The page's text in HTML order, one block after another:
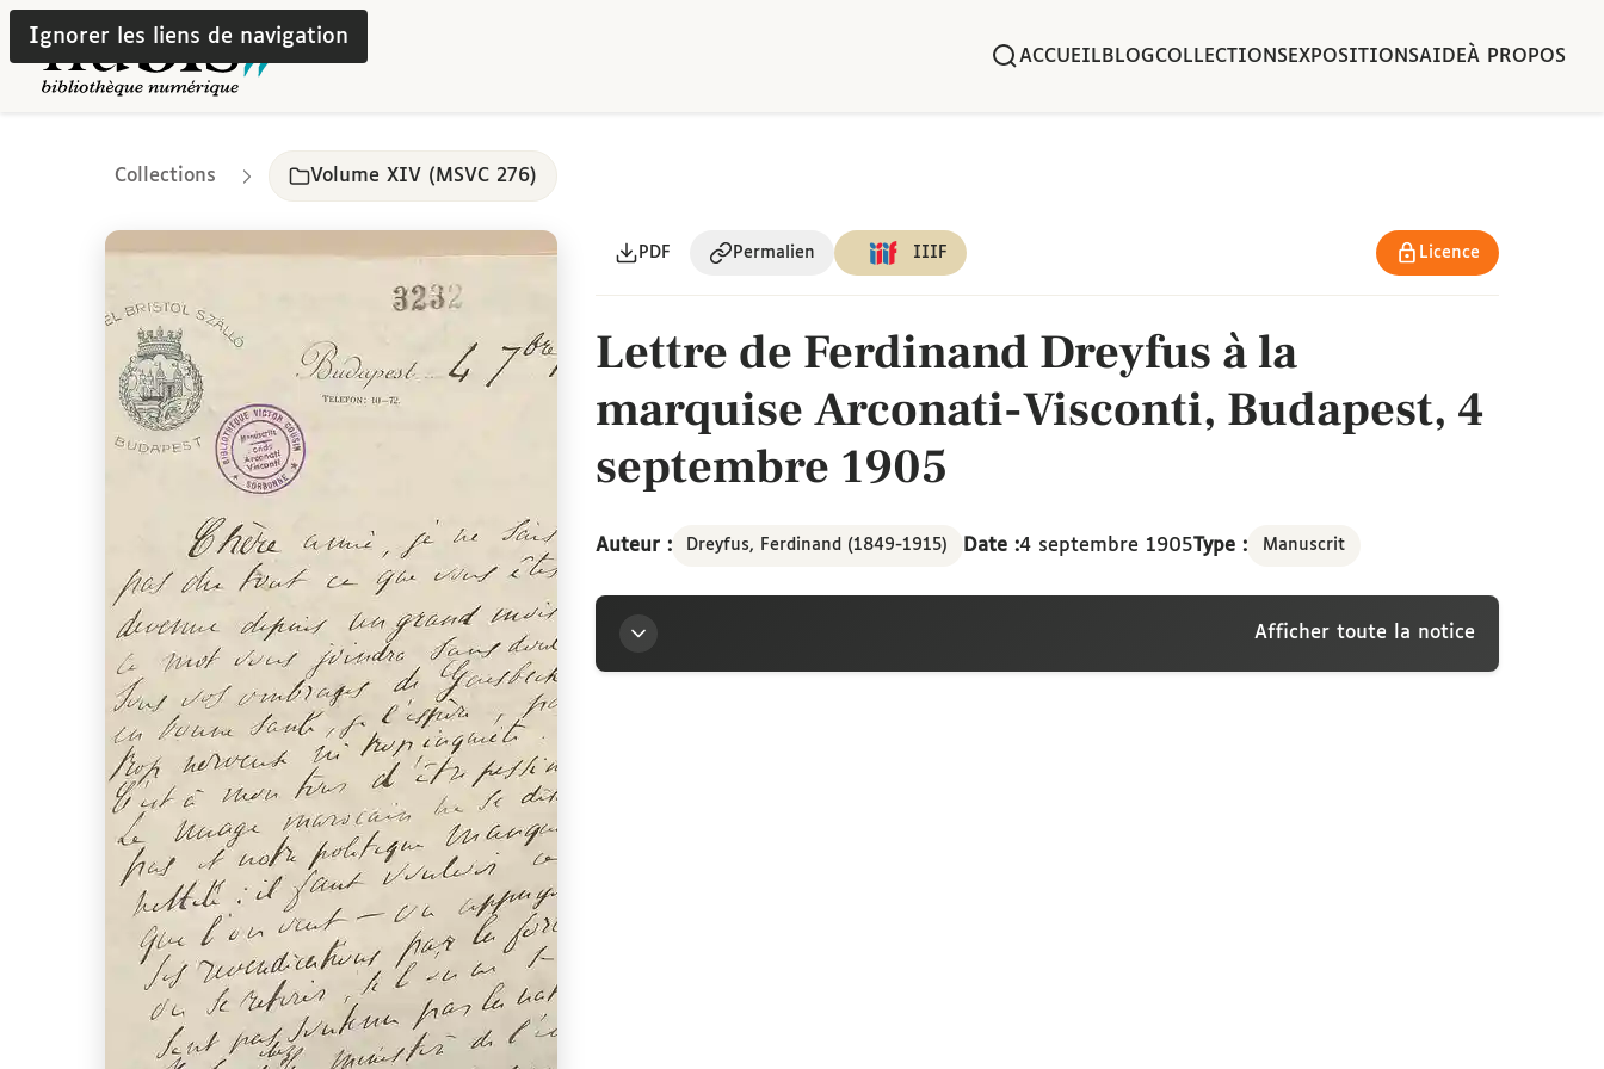
Ignorer les liens de navigation
ACCUEIL BLOGCOLLECTIONSEXPOSITIONSAIDEÀ PROPOS
Collections Volume XIV (MSVC 276)
PDF Permalien IIIF Licence
Lettre de Ferdinand Dreyfus à la
marquise Arconati-Visconti, Budapest, 4
septembre 1905
Auteur : Dreyfus, Ferdinand (1849-1915) Date :4 septembre 1905Type : Manuscrit
Afficher toute la notice